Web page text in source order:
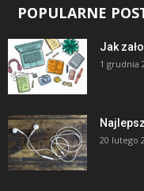
POPULARNE
Jak
1 grudnia
20 lutego